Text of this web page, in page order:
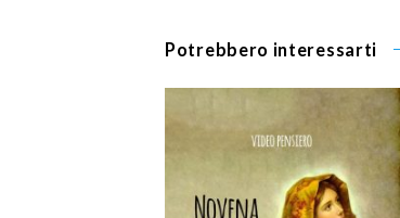
Potrebbero interessarti